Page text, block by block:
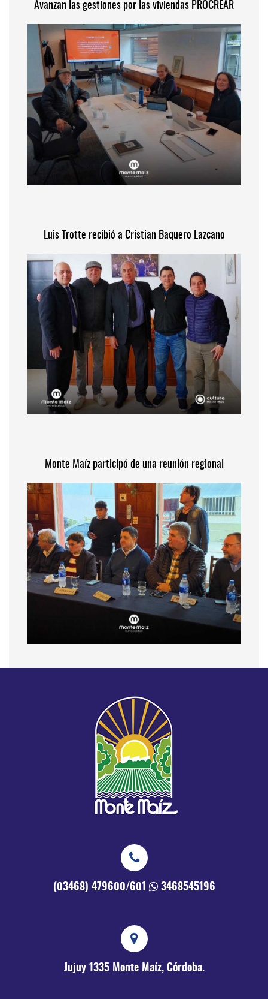
Avanzan las gestiones por las viviendas PROCREAR
Luis Trotte recibió a Cristian Baquero Lazcano
Monte Maíz participó de una reunión regional
(03468) 479600/601 3468545196
Jujuy 1335 Monte Maíz, Córdoba.